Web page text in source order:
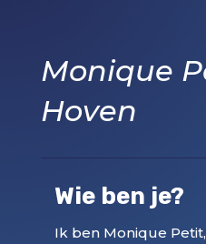
Monique
Hoven
Wie ben je?
Ik ben Monique